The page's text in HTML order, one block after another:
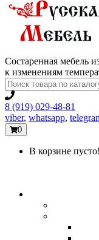
Состаренная мебель
к изменениям
8 (919) 029-48-81
viber, whatsapp,
0
В корзине пусто!